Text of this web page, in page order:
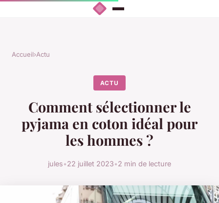
Accueil›Actu
ACTU
Comment sélectionner le
pyjama en coton idéal pour
les hommes ?
jules•22 juillet 2023•2 min de lecture